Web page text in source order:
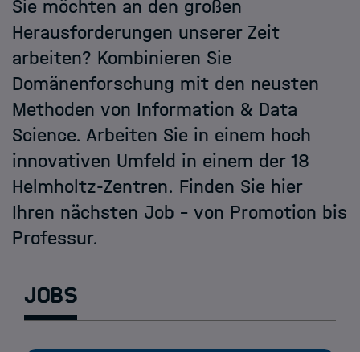
Sie möchten an den großen
Herausforderungen unserer Zeit
arbeiten? Kombinieren Sie
Domänenforschung mit den neusten
Methoden von Information & Data
Science. Arbeiten Sie in einem hoch
innovativen Umfeld in einem der 18
Helmholtz-Zentren. Finden Sie hier
Ihren nächsten Job – von Promotion bis
Professur.
Jobs